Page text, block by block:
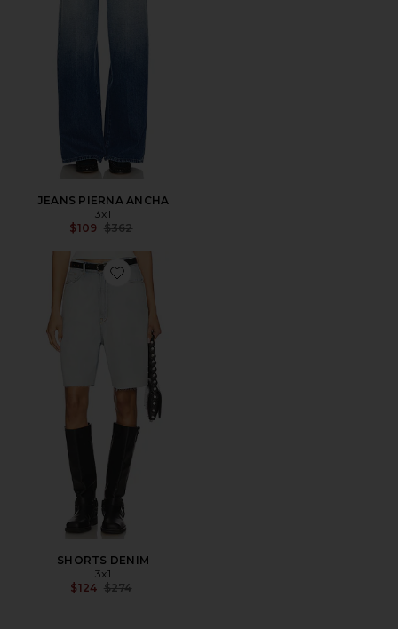
JEANS PIERNA ANCHA
3x1
$109 Previous price:
$362
Favorite SHORTS DENIM
SHORTS DENIM
3x1
$124 Previous price:
$274